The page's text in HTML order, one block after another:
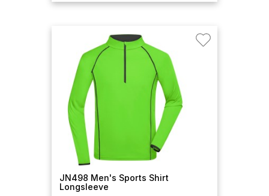
JN498 Men's Sports Shirt
Longsleeve